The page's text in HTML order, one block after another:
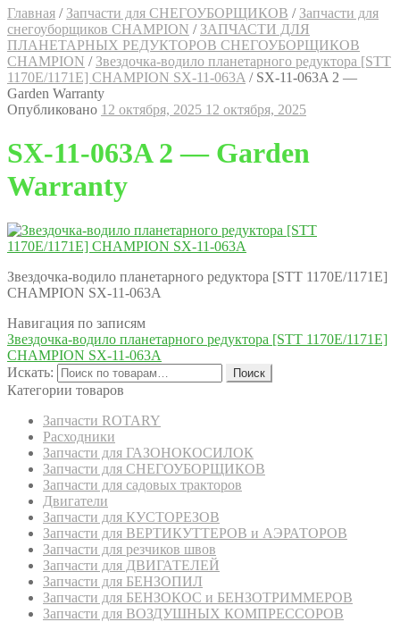
Главная / Запчасти для СНЕГОУБОРЩИКОВ / Запчасти для
снегоуборщиков CHAMPION / ЗАПЧАСТИ ДЛЯ
ПЛАНЕТАРНЫХ РЕДУКТОРОВ СНЕГОУБОРЩИКОВ
CHAMPION / Звездочка-водило планетарного редуктора [STT
1170E/1171E] CHAMPION SX-11-063A / SX-11-063A 2 —
Garden Warranty
Опубликовано 12 октября, 2025 12 октября, 2025
SX-11-063A 2 — Garden
Warranty
Звездочка-водило планетарного редуктора [STT 1170E/1171E]
CHAMPION SX-11-063A
Навигация по записям
Звездочка-водило планетарного редуктора [STT 1170E/1171E]
CHAMPION SX-11-063A
Искать:
Поиск
Категории товаров
Запчасти ROTARY
Расходники
Запчасти для ГАЗОНОКОСИЛОК
Запчасти для СНЕГОУБОРЩИКОВ
Запчасти для садовых тракторов
Двигатели
Запчасти для КУСТОРЕЗОВ
Запчасти для ВЕРТИКУТТЕРОВ и АЭРАТОРОВ
Запчасти для резчиков швов
Запчасти для ДВИГАТЕЛЕЙ
Запчасти для БЕНЗОПИЛ
Запчасти для БЕНЗОКОС и БЕНЗОТРИММЕРОВ
Запчасти для ВОЗДУШНЫХ КОМПРЕССОРОВ